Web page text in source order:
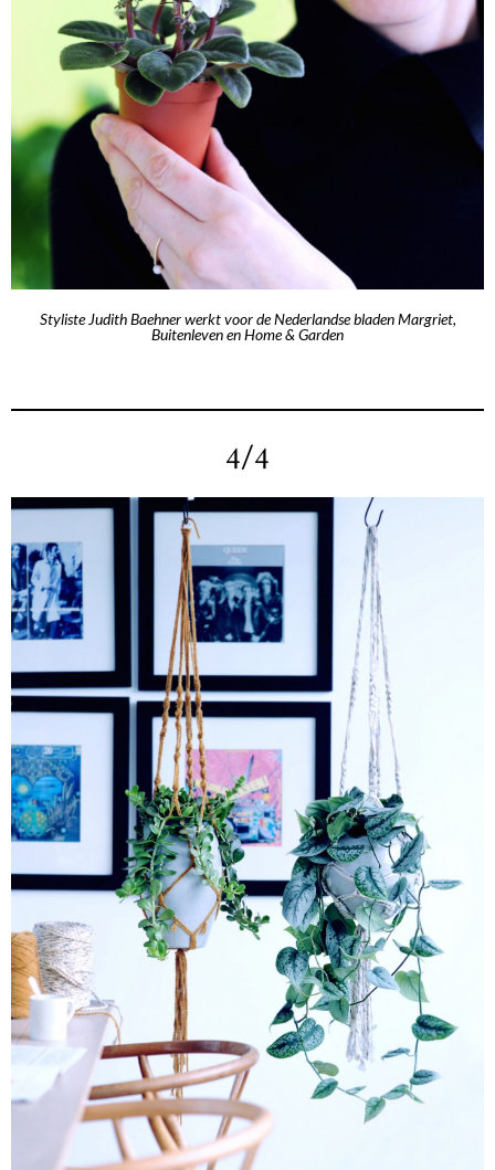
Styliste Judith Baehner werkt voor de Nederlandse bladen Margriet,
Buitenleven en Home & Garden
4/4